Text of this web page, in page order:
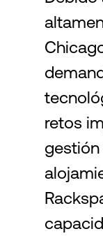
Login
retos